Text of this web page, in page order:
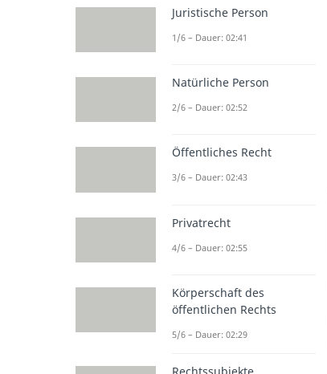
Juristische Person
1/6 – Dauer: 02:41
Natürliche Person
2/6 – Dauer: 02:52
Öffentliches Recht
3/6 – Dauer: 02:43
Privatrecht
4/6 – Dauer: 02:55
Körperschaft des
öffentlichen Rechts
5/6 – Dauer: 02:29